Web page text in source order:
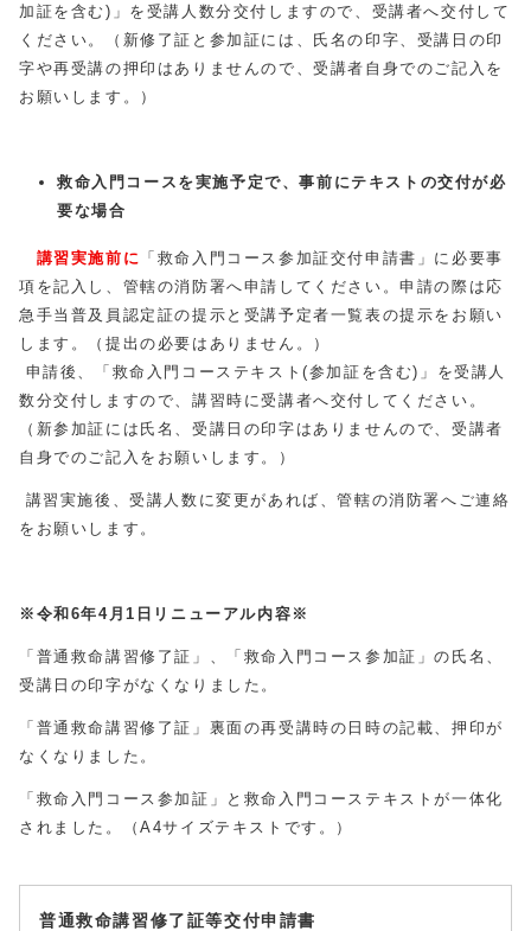
加証を含む)」を受講人数分交付しますので、受講者へ交付して
ください。（新修了証と参加証には、氏名の印字、受講日の印
字や再受講の押印はありませんので、受講者自身でのご記入を
お願いします。）
救命入門コース を実施予定で、事前にテキストの交付が必
要な場合
講習実施前に 「救命入門コース参加証交付申請書」に必要事
項を記入し、管轄の消防署へ申請してください。申請の際は応
急手当普及員認定証の提示と受講予定者一覧表の提示をお願い
します。（提出の必要はありません。）
申請後、「救命入門コーステキスト(参加証を含む)」を受講人
数分交付しますので、講習時に受講者へ交付してください。
（新参加証には氏名、受講日の印字はありませんので、受講者
自身でのご記入をお願いします。）
講習実施後、受講人数に変更があれば、管轄の消防署へご連絡
をお願いします。
※令和6年4月1日リニューアル内容※
「普通救命講習修了証」、「救命入門コース参加証」の氏名、
受講日の印字がなくなりました。
「普通救命講習修了証」裏面の再受講時の日時の記載、押印が
なくなりました。
「救命入門コース参加証」と救命入門コーステキストが一体化
されました。（A4サイズテキストです。）
普通救命講習修了証等交付申請書